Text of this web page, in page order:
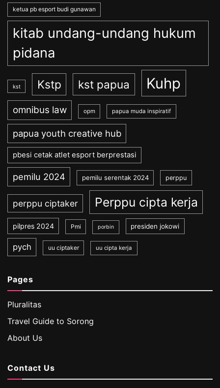
ketua pb esport budi gunawan
kitab undang-undang hukum
pidana
kst Kstp kst papua Kuhp
omnibus law opm papua muda inspiratif
papua youth creative hub
pbesi cetak atlet esport berprestasi
pemilu 2024 pemilu serentak 2024 perppu
perppu ciptaker Perppu cipta kerja
pilpres 2024 Pmi porbin presiden jokowi
pych uu ciptaker uu cipta kerja
Pages
Pluralitas
Travel Guide to Sorong
About Us
Contact Us